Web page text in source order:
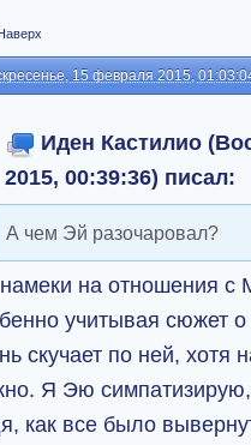
15 февраля 2015,
Иден Кастилио
2015, 00:39:36) писал:
А чем Эй разочаровал?
на отношения с
учитывая сюжет
скучает по ней, хотя
Я Эю
как все было